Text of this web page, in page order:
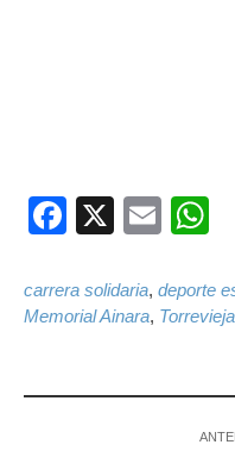
Facebook
X Email
carrera solidaria, deporte
Memorial Ainara, Torrevieja